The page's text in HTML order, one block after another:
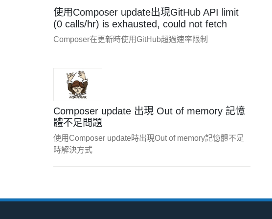
使用Composer update出現GitHub API limit
(0 calls/hr) is exhausted, could not fetch
Composer在更新時使用GitHub超過速率限制
Composer update 出現 Out of memory 記憶
體不足問題
使用Composer update時出現Out of memory記憶體不足
時解決方式